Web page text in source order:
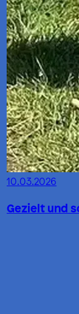
10.03.2026
Gezielt und